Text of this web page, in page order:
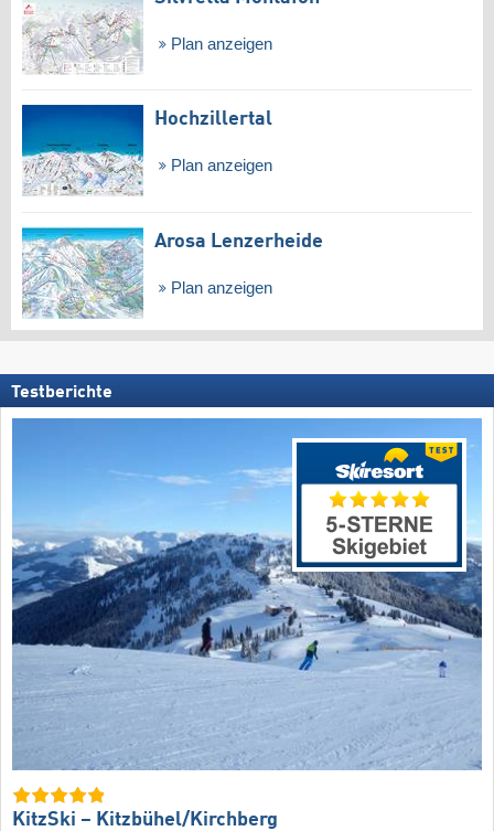
Plan anzeigen
Hochzillertal
Plan anzeigen
Arosa Lenzerheide
Plan anzeigen
Testberichte
KitzSki – Kitzbühel/​Kirchberg